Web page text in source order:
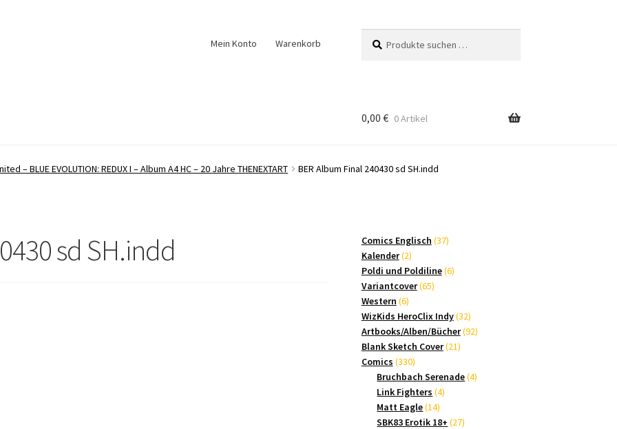
Mein Konto Warenkorb
nach:
0,00 € 0 Artikel
– BLUE EVOLUTION: REDUX I – Album A4 HC – 20 Jahre THENEXTART BER Album Final 240430 sd SH.indd
sd SH.indd Comics Englisch 3737
Kalender 22
Produkte
Poldi und Poldiline 66
Variantcover 6565
Western 66
Produkte
WizKids HeroClix Indy 3232
Produkte
Artbooks/Alben/Bücher 9292
Blank Sketch Cover 2121
Comics 330330
Produkte
Bruchbach Serenade 44
Link Fighters 44
Matt Eagle 1414
Produkte
SBK83 Erotik 18+ 2727